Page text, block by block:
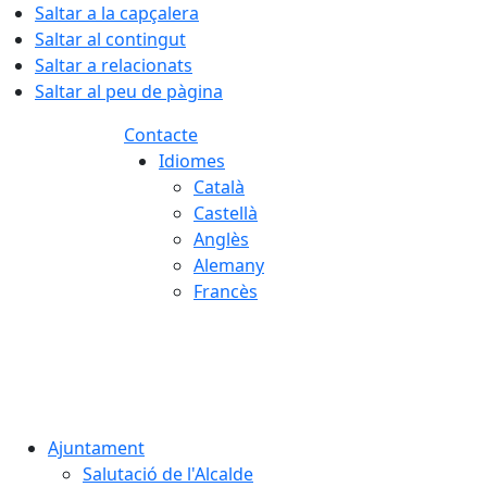
Saltar a la capçalera
Saltar al contingut
Saltar a relacionats
Saltar al peu de pàgina
Contacte
Idiomes
Català
Castellà
Anglès
Alemany
Francès
Ajuntament
Salutació de l'Alcalde